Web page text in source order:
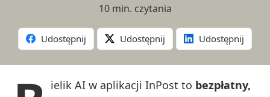
10 min. czytania
Udostępnij Udostępnij Udostępnij
ielik AI w aplikacji InPost to bezpłatny,